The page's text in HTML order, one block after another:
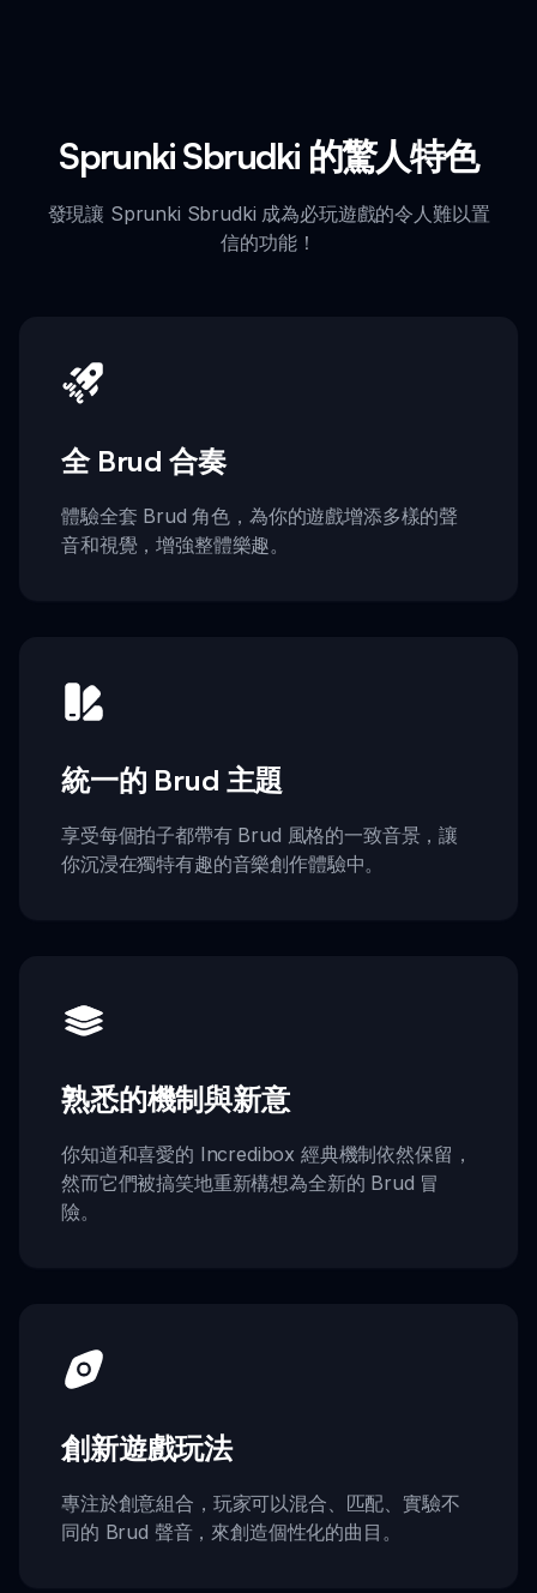
Sprunki Sbrudki 的驚人特色
發現讓 Sprunki Sbrudki 成為必玩遊戲的令人難以置
信的功能！
全 Brud 合奏
體驗全套 Brud 角色，為你的遊戲增添多樣的聲
音和視覺，增強整體樂趣。
統一的 Brud 主題
享受每個拍子都帶有 Brud 風格的一致音景，讓
你沉浸在獨特有趣的音樂創作體驗中。
熟悉的機制與新意
你知道和喜愛的 Incredibox 經典機制依然保留，
然而它們被搞笑地重新構想為全新的 Brud 冒
險。
創新遊戲玩法
專注於創意組合，玩家可以混合、匹配、實驗不
同的 Brud 聲音，來創造個性化的曲目。